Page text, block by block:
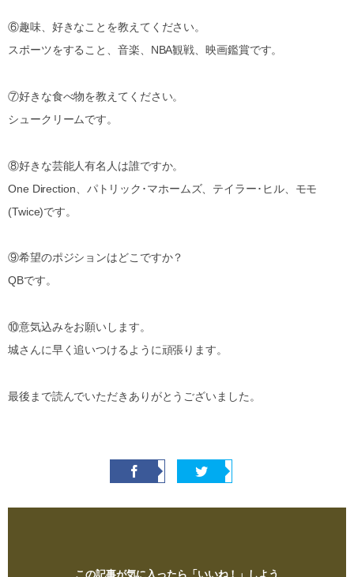
⑥趣味、好きなことを教えてください。
スポーツをすること、音楽、NBA観戦、映画鑑賞です。
⑦好きな食べ物を教えてください。
シュークリームです。
⑧好きな芸能人有名人は誰ですか。
One Direction、パトリック･マホームズ、テイラー･ヒル、モモ
(Twice)です。
⑨希望のポジションはどこですか？
QBです。
⑩意気込みをお願いします。
城さんに早く追いつけるように頑張ります。
最後まで読んでいただきありがとうございました。
この記事が気に入ったら「いいね！」しよう